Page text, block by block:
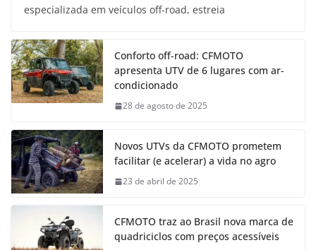
especializada em veículos off-road, estreia
Conforto off-road: CFMOTO
apresenta UTV de 6 lugares com ar-
condicionado
28 de agosto de 2025
Novos UTVs da CFMOTO prometem
facilitar (e acelerar) a vida no agro
23 de abril de 2025
CFMOTO traz ao Brasil nova marca de
quadriciclos com preços acessíveis